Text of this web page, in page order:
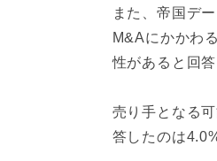
また、帝国デ
M&Aにかかわ
性があると回答
売り手となる
答したのは